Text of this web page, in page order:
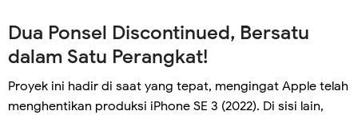
Dua Ponsel Discontinued, Bersatu
dalam Satu Perangkat!
Proyek ini hadir di saat yang tepat, mengingat Apple telah
menghentikan produksi iPhone SE 3 (2022). Di sisi lain,